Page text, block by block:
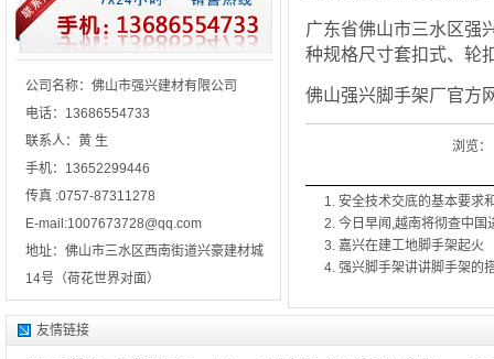
广东省佛山市三水区强
种规格尺寸套扣式、轮
佛山强兴脚手架厂官方
浏览：
安全技术交底的基本要求
今日早闻,越南将彻查中
嘉兴在建工地脚手架起火
强兴脚手架讲讲脚手架的
公司名称： 佛山市强兴建材有限公司
电话：
13686554733
联系人： 黄 生
手机：
13652299446
传真 :0757-87311278
E-mail:1007673728@qq.com
地址： 佛山市三水区西南街道兴豪建材城
14号（荷花世界对面）
友情链接